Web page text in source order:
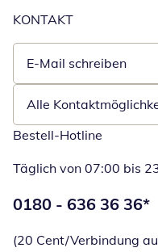
KONTAKT
E-Mail schreiben
Öffnet E-Mail-Client
Alle
Bestell-Hotline
Täglich von 07:00 bis
Telefonnummer:
0180 - 636 36 36*
(20 Cent/Verbindung